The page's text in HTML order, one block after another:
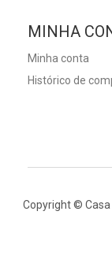
MINHA
Minha conta
Histórico de
Copyright ©